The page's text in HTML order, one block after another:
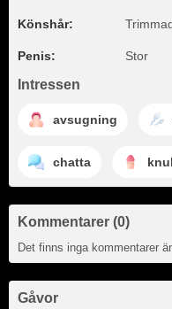
Könshår:
Penis: Stor
Intressen
avsugning
chatta
Kommentarer (0)
Det finns inga kommentarer
Gåvor